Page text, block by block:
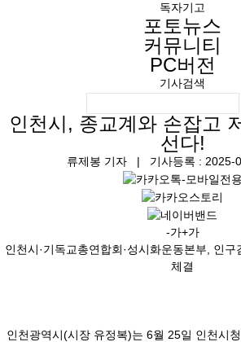
독자기고
포토뉴스
커뮤니티
PC버전
기사검색
인천시, 종교계와 손잡고
선다!
류제봉 기자 | 기사등록 : 2025-
-가+가
인천시·기독교총연합회·성시화운동본부, 인
체결
인천광역시(시장 유정복)는 6월 25일 인천시